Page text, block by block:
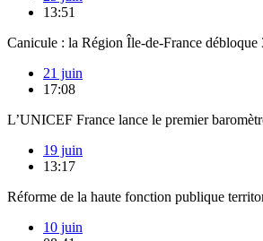
13:51
Canicule : la Région Île-de-France débloque
21 juin
17:08
L’UNICEF France lance le premier
19 juin
13:17
Réforme de la haute fonction publique
10 juin